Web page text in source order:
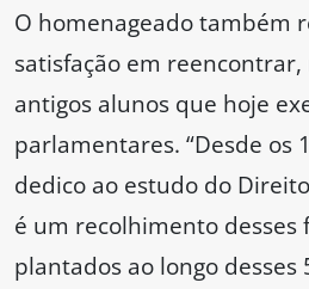
O homenageado também
satisfação em reencontrar,
antigos alunos que hoje
parlamentares. “Desde os
dedico ao estudo do
é um recolhimento desses
plantados ao longo desses